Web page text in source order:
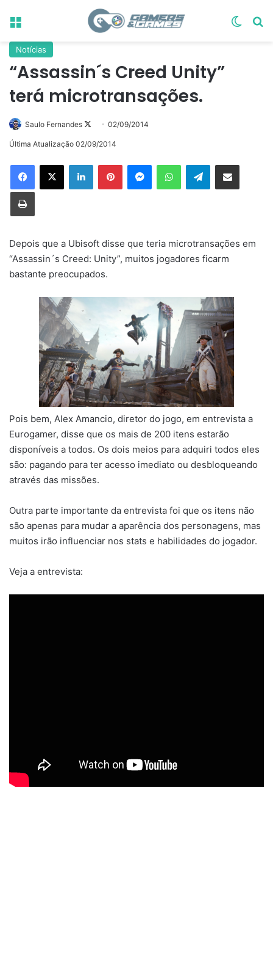
Menu
Notícias
“Assassin´s Creed Unity”
terá microtransações.
Saulo Fernandes
Follow
on
02/09/2014
Última Atualização 02/09/2014
LinkedinPinterestMessengerWhatsAppTelegramCompartilhar via e-mail
Imprimir
Depois que a Ubisoft disse que teria microtransações em
“Assassin´s Creed: Unity”, muitos jogadores ficarm
bastante preocupados.
Pois bem, Alex Amancio, diretor do jogo, em entrevista a
Eurogamer, disse que os mais de 200 itens estarão
disponíveis a todos. Os dois meios para adquiri todos eles
são: pagando para ter acesso imediato ou desbloqueando
através das missões.
Outra parte importante da entrevista foi que os itens não
são apenas para mudar a aparência dos personagens, mas
muitos irão influenciar nos stats e habilidades do jogador.
Veja a entrevista: